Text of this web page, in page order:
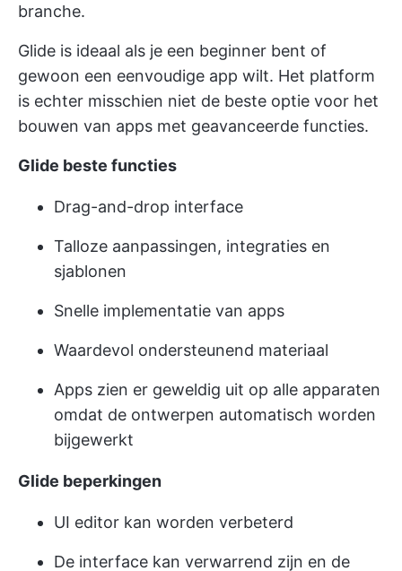
branche.
Glide is ideaal als je een beginner bent of
gewoon een eenvoudige app wilt. Het platform
is echter misschien niet de beste optie voor het
bouwen van apps met geavanceerde functies.
Glide beste functies
Drag-and-drop interface
Talloze aanpassingen, integraties en
sjablonen
Snelle implementatie van apps
Waardevol ondersteunend materiaal
Apps zien er geweldig uit op alle apparaten
omdat de ontwerpen automatisch worden
bijgewerkt
Glide beperkingen
UI editor kan worden verbeterd
De interface kan verwarrend zijn en de